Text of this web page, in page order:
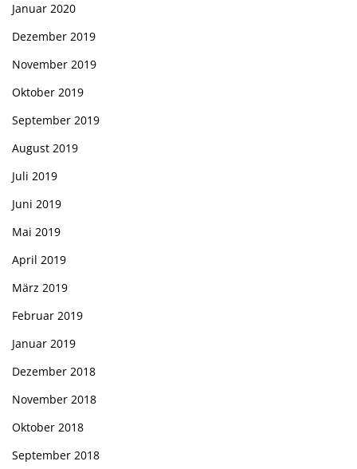
Januar 2020
Dezember 2019
November 2019
Oktober 2019
September 2019
August 2019
Juli 2019
Juni 2019
Mai 2019
April 2019
März 2019
Februar 2019
Januar 2019
Dezember 2018
November 2018
Oktober 2018
September 2018